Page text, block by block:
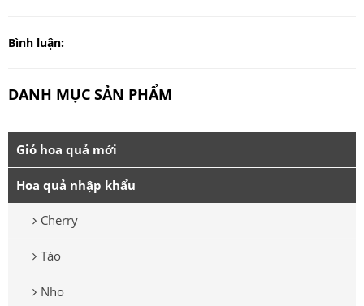
Bình luận:
DANH MỤC SẢN PHẨM
Giỏ hoa quả mới
Hoa quả nhập khẩu
Cherry
Táo
Nho